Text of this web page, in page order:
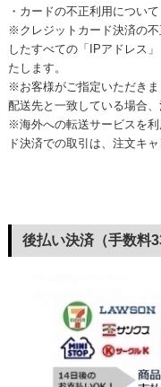
・カードの不正利用について
※クレジットカード決済の
したすべての「IPアドレス
たします。
※お客様がご指定いただき
配送先と一致している場合
※海外への転送サービスを
ド決済での取引は、注文キ
後払い決済（手数料